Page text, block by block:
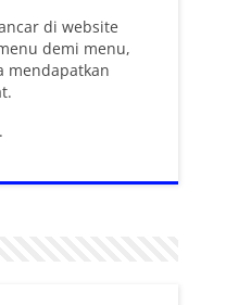
di website
demi menu,
mendapatkan